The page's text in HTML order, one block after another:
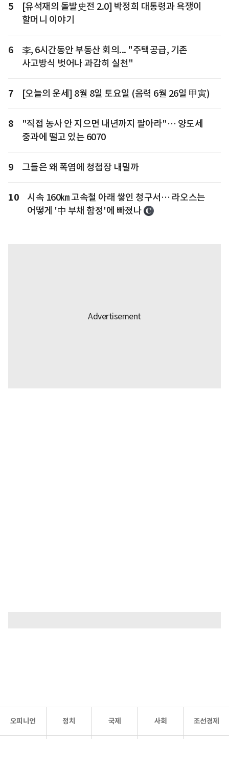
5
[유석재의 돌발史전 2.0] 박정희 대통령과 욕쟁이
할머니 이야기
6
李, 6시간동안 부동산 회의... "주택공급, 기존
사고방식 벗어나 과감히 실천"
7 [오늘의 운세] 8월 8일 토요일 (음력 6월 26일 甲寅)
8
"직접 농사 안 지으면 내년까지 팔아라"… 양도세
중과에 떨고 있는 6070
9 그들은 왜 폭염에 청첩장 내밀까
10
시속 160㎞ 고속철 아래 쌓인 청구서… 라오스는
어떻게 '中 부채 함정'에 빠졌나
오피니언 정치 국제 사회 조선경제